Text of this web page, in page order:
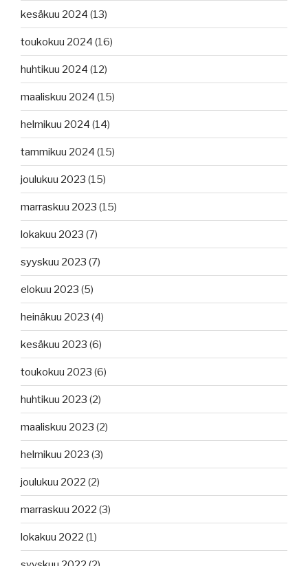
kesäkuu 2024 (13)
toukokuu 2024 (16)
huhtikuu 2024 (12)
maaliskuu 2024 (15)
helmikuu 2024 (14)
tammikuu 2024 (15)
joulukuu 2023 (15)
marraskuu 2023 (15)
lokakuu 2023 (7)
syyskuu 2023 (7)
elokuu 2023 (5)
heinäkuu 2023 (4)
kesäkuu 2023 (6)
toukokuu 2023 (6)
huhtikuu 2023 (2)
maaliskuu 2023 (2)
helmikuu 2023 (3)
joulukuu 2022 (2)
marraskuu 2022 (3)
lokakuu 2022 (1)